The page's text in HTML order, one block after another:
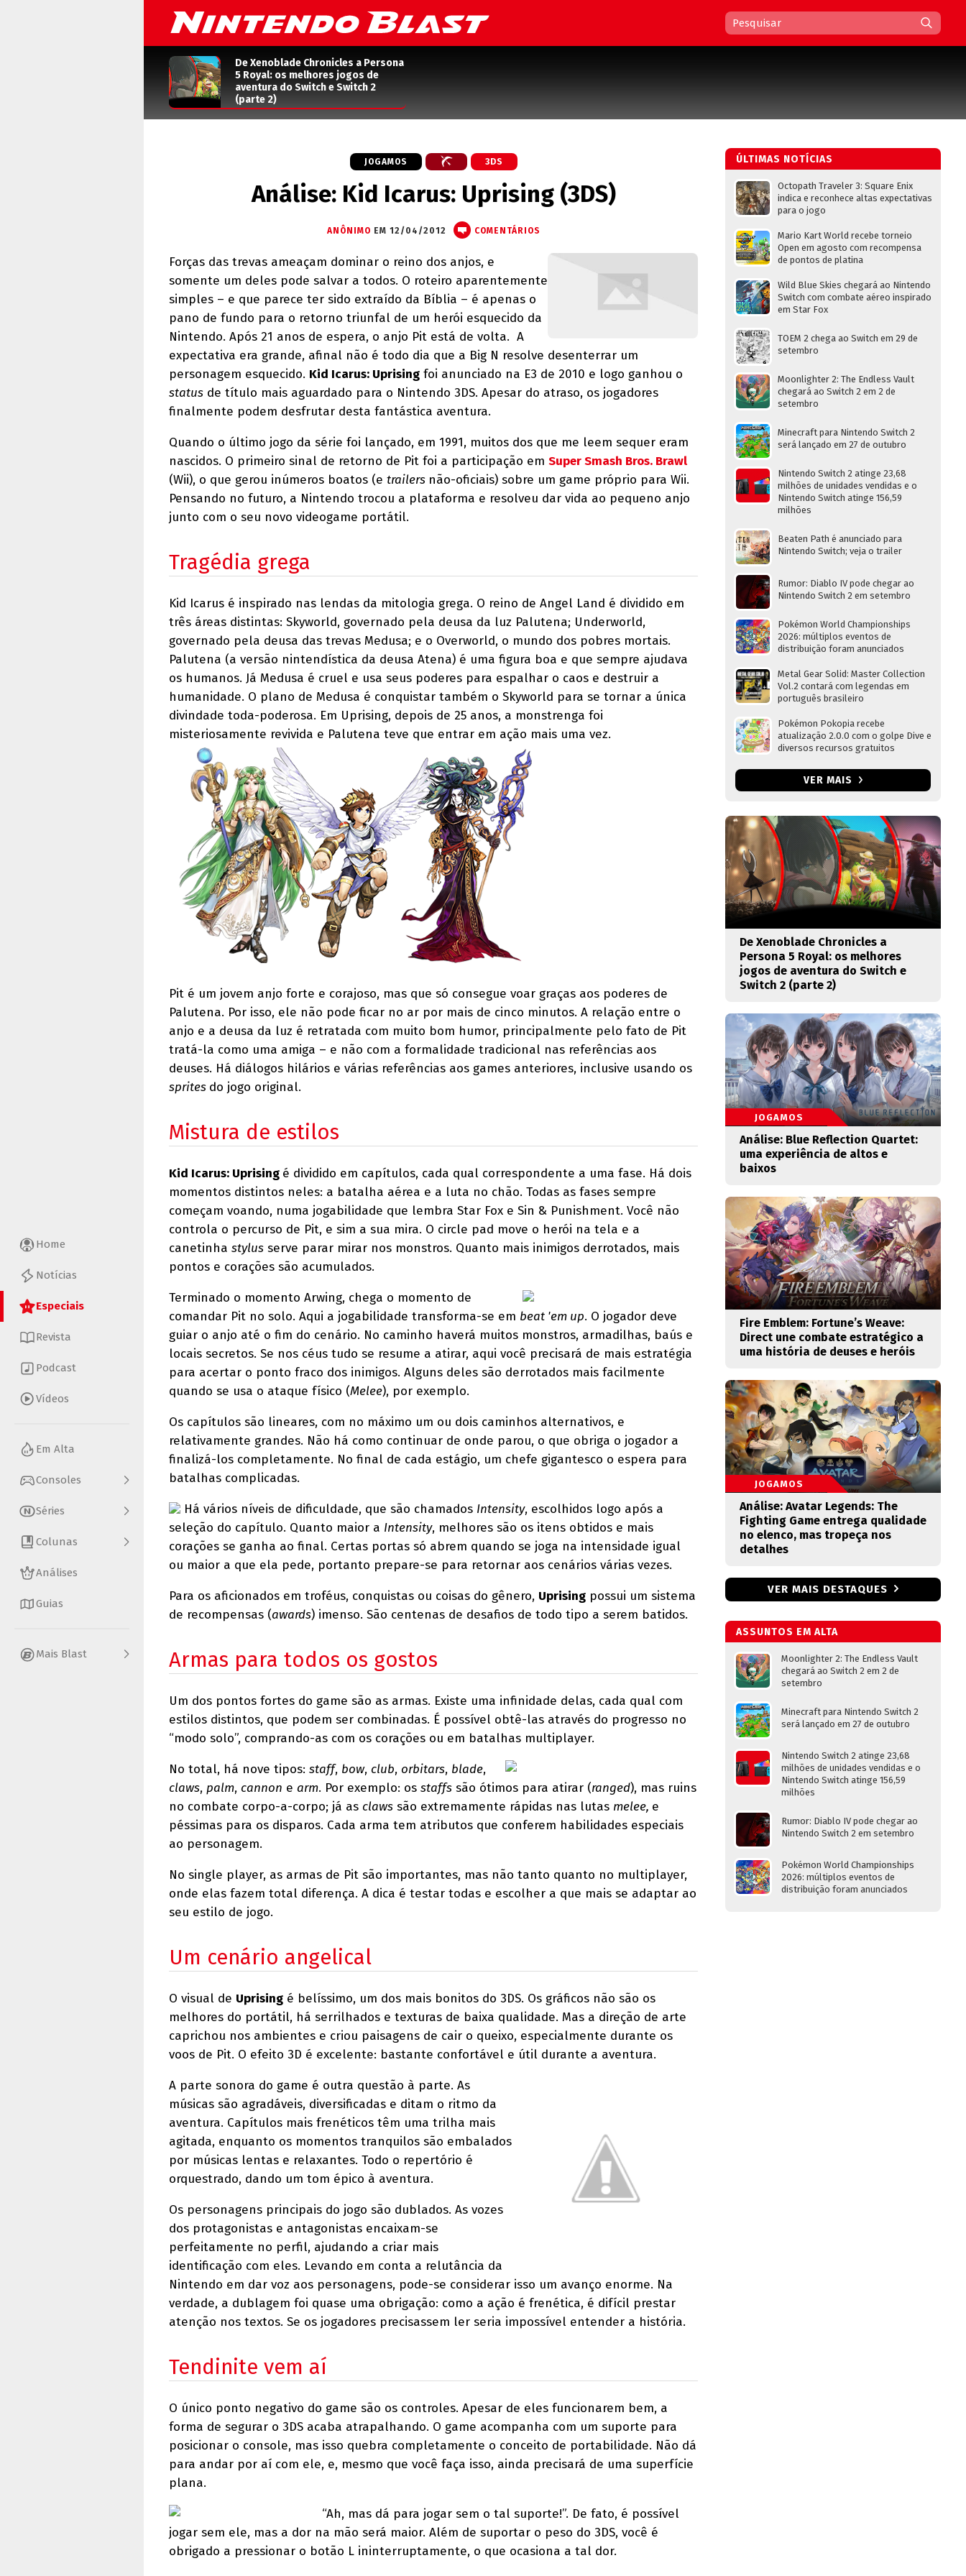
Home
Notícias
Especiais
Revista
Podcast
Vídeos
Em Alta
Consoles
Séries
Colunas
Análises
Guias
Mais Blast
De Xenoblade Chronicles a Persona
5 Royal: os melhores jogos de
aventura do Switch e Switch 2
(parte 2)
JOGAMOS 3DS
Análise: Kid Icarus: Uprising (3DS)
ANÔNIMO EM 12/04/2012 COMENTÁRIOS
Forças das trevas ameaçam dominar o reino dos anjos, e
somente um deles pode salvar a todos. O roteiro aparentemente
simples – e que parece ter sido extraído da Bíblia – é apenas o
pano de fundo para o retorno triunfal de um herói esquecido da
Nintendo. Após 21 anos de espera, o anjo Pit está de volta. A
expectativa era grande, afinal não é todo dia que a Big N resolve desenterrar um
personagem esquecido. Kid Icarus: Uprising foi anunciado na E3 de 2010 e logo ganhou o
status de título mais aguardado para o Nintendo 3DS. Apesar do atraso, os jogadores
finalmente podem desfrutar desta fantástica aventura.
Quando o último jogo da série foi lançado, em 1991, muitos dos que me leem sequer eram
nascidos. O primeiro sinal de retorno de Pit foi a participação em Super Smash Bros. Brawl
(Wii), o que gerou inúmeros boatos (e trailers não-oficiais) sobre um game próprio para Wii.
Pensando no futuro, a Nintendo trocou a plataforma e resolveu dar vida ao pequeno anjo
junto com o seu novo videogame portátil.
Tragédia grega
Kid Icarus é inspirado nas lendas da mitologia grega. O reino de Angel Land é dividido em
três áreas distintas: Skyworld, governado pela deusa da luz Palutena; Underworld,
governado pela deusa das trevas Medusa; e o Overworld, o mundo dos pobres mortais.
Palutena (a versão nintendística da deusa Atena) é uma figura boa e que sempre ajudava
os humanos. Já Medusa é cruel e usa seus poderes para espalhar o caos e destruir a
humanidade. O plano de Medusa é conquistar também o Skyworld para se tornar a única
divindade toda-poderosa. Em Uprising, depois de 25 anos, a monstrenga foi
misteriosamente revivida e Palutena teve que entrar em ação mais uma vez.
Pit é um jovem anjo forte e corajoso, mas que só consegue voar graças aos poderes de
Palutena. Por isso, ele não pode ficar no ar por mais de cinco minutos. A relação entre o
anjo e a deusa da luz é retratada com muito bom humor, principalmente pelo fato de Pit
tratá-la como uma amiga – e não com a formalidade tradicional nas referências aos
deuses. Há diálogos hilários e várias referências aos games anteriores, inclusive usando os
sprites do jogo original.
Mistura de estilos
Kid Icarus: Uprising é dividido em capítulos, cada qual correspondente a uma fase. Há dois
momentos distintos neles: a batalha aérea e a luta no chão. Todas as fases sempre
começam voando, numa jogabilidade que lembra Star Fox e Sin & Punishment. Você não
controla o percurso de Pit, e sim a sua mira. O circle pad move o herói na tela e a
canetinha stylus serve parar mirar nos monstros. Quanto mais inimigos derrotados, mais
pontos e corações são acumulados.
Terminado o momento Arwing, chega o momento de
comandar Pit no solo. Aqui a jogabilidade transforma-se em beat 'em up. O jogador deve
guiar o anjo até o fim do cenário. No caminho haverá muitos monstros, armadilhas, baús e
locais secretos. Se nos céus tudo se resume a atirar, aqui você precisará de mais estratégia
para acertar o ponto fraco dos inimigos. Alguns deles são derrotados mais facilmente
quando se usa o ataque físico (Melee), por exemplo.
Os capítulos são lineares, com no máximo um ou dois caminhos alternativos, e
relativamente grandes. Não há como continuar de onde parou, o que obriga o jogador a
finalizá-los completamente. No final de cada estágio, um chefe gigantesco o espera para
batalhas complicadas.
Há vários níveis de dificuldade, que são chamados Intensity, escolhidos logo após a
seleção do capítulo. Quanto maior a Intensity, melhores são os itens obtidos e mais
corações se ganha ao final. Certas portas só abrem quando se joga na intensidade igual
ou maior a que ela pede, portanto prepare-se para retornar aos cenários várias vezes.
Para os aficionados em troféus, conquistas ou coisas do gênero, Uprising possui um sistema
de recompensas (awards) imenso. São centenas de desafios de todo tipo a serem batidos.
Armas para todos os gostos
Um dos pontos fortes do game são as armas. Existe uma infinidade delas, cada qual com
estilos distintos, que podem ser combinadas. É possível obtê-las através do progresso no
“modo solo”, comprando-as com os corações ou em batalhas multiplayer.
No total, há nove tipos: staff, bow, club, orbitars, blade,
claws, palm, cannon e arm. Por exemplo: os staffs são ótimos para atirar (ranged), mas ruins
no combate corpo-a-corpo; já as claws são extremamente rápidas nas lutas melee, e
péssimas para os disparos. Cada arma tem atributos que conferem habilidades especiais
ao personagem.
No single player, as armas de Pit são importantes, mas não tanto quanto no multiplayer,
onde elas fazem total diferença. A dica é testar todas e escolher a que mais se adaptar ao
seu estilo de jogo.
Um cenário angelical
O visual de Uprising é belíssimo, um dos mais bonitos do 3DS. Os gráficos não são os
melhores do portátil, há serrilhados e texturas de baixa qualidade. Mas a direção de arte
caprichou nos ambientes e criou paisagens de cair o queixo, especialmente durante os
voos de Pit. O efeito 3D é excelente: bastante confortável e útil durante a aventura.
A parte sonora do game é outra questão à parte. As
músicas são agradáveis, diversificadas e ditam o ritmo da
aventura. Capítulos mais frenéticos têm uma trilha mais
agitada, enquanto os momentos tranquilos são embalados
por músicas lentas e relaxantes. Todo o repertório é
orquestrado, dando um tom épico à aventura.
Os personagens principais do jogo são dublados. As vozes
dos protagonistas e antagonistas encaixam-se
perfeitamente no perfil, ajudando a criar mais
identificação com eles. Levando em conta a relutância da
Nintendo em dar voz aos personagens, pode-se considerar isso um avanço enorme. Na
verdade, a dublagem foi quase uma obrigação: como a ação é frenética, é difícil prestar
atenção nos textos. Se os jogadores precisassem ler seria impossível entender a história.
Tendinite vem aí
O único ponto negativo do game são os controles. Apesar de eles funcionarem bem, a
forma de segurar o 3DS acaba atrapalhando. O game acompanha com um suporte para
posicionar o console, mas isso quebra completamente o conceito de portabilidade. Não dá
para andar por aí com ele, e, mesmo que você faça isso, ainda precisará de uma superfície
plana.
“Ah, mas dá para jogar sem o tal suporte!”. De fato, é possível
jogar sem ele, mas a dor na mão será maior. Além de suportar o peso do 3DS, você é
obrigado a pressionar o botão L ininterruptamente, o que ocasiona a tal dor.
ÚLTIMAS NOTÍCIAS
Octopath Traveler 3: Square Enix
indica e reconhece altas expectativas
para o jogo
Mario Kart World recebe torneio
Open em agosto com recompensa
de pontos de platina
Wild Blue Skies chegará ao Nintendo
Switch com combate aéreo inspirado
em Star Fox
TOEM 2 chega ao Switch em 29 de
setembro
Moonlighter 2: The Endless Vault
chegará ao Switch 2 em 2 de
setembro
Minecraft para Nintendo Switch 2
será lançado em 27 de outubro
Nintendo Switch 2 atinge 23,68
milhões de unidades vendidas e o
Nintendo Switch atinge 156,59
milhões
Beaten Path é anunciado para
Nintendo Switch; veja o trailer
Rumor: Diablo IV pode chegar ao
Nintendo Switch 2 em setembro
Pokémon World Championships
2026: múltiplos eventos de
distribuição foram anunciados
Metal Gear Solid: Master Collection
Vol.2 contará com legendas em
português brasileiro
Pokémon Pokopia recebe
atualização 2.0.0 com o golpe Dive e
diversos recursos gratuitos
VER MAIS
De Xenoblade Chronicles a
Persona 5 Royal: os melhores
jogos de aventura do Switch e
Switch 2 (parte 2)
JOGAMOS
Análise: Blue Reflection Quartet:
uma experiência de altos e
baixos
Fire Emblem: Fortune’s Weave:
Direct une combate estratégico a
uma história de deuses e heróis
JOGAMOS
Análise: Avatar Legends: The
Fighting Game entrega qualidade
no elenco, mas tropeça nos
detalhes
VER MAIS DESTAQUES
ASSUNTOS EM ALTA
Moonlighter 2: The Endless Vault
chegará ao Switch 2 em 2 de
setembro
Minecraft para Nintendo Switch 2
será lançado em 27 de outubro
Nintendo Switch 2 atinge 23,68
milhões de unidades vendidas e o
Nintendo Switch atinge 156,59
milhões
Rumor: Diablo IV pode chegar ao
Nintendo Switch 2 em setembro
Pokémon World Championships
2026: múltiplos eventos de
distribuição foram anunciados